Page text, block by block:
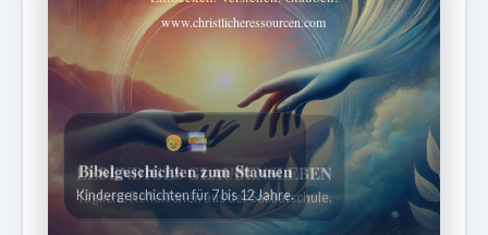
www.christlicheressourcen.com
Bibelgeschichten zum Staunen
Kindergeschichten für 7 bis 12 Jahre.